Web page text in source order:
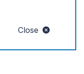
Close